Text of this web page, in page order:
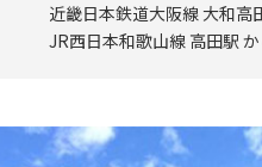
近畿日本鉄道大阪線 大和高
JR西日本和歌山線 高田駅